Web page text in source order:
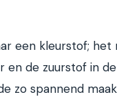
een kleurstof;
en de zuurstof in
zo spannend